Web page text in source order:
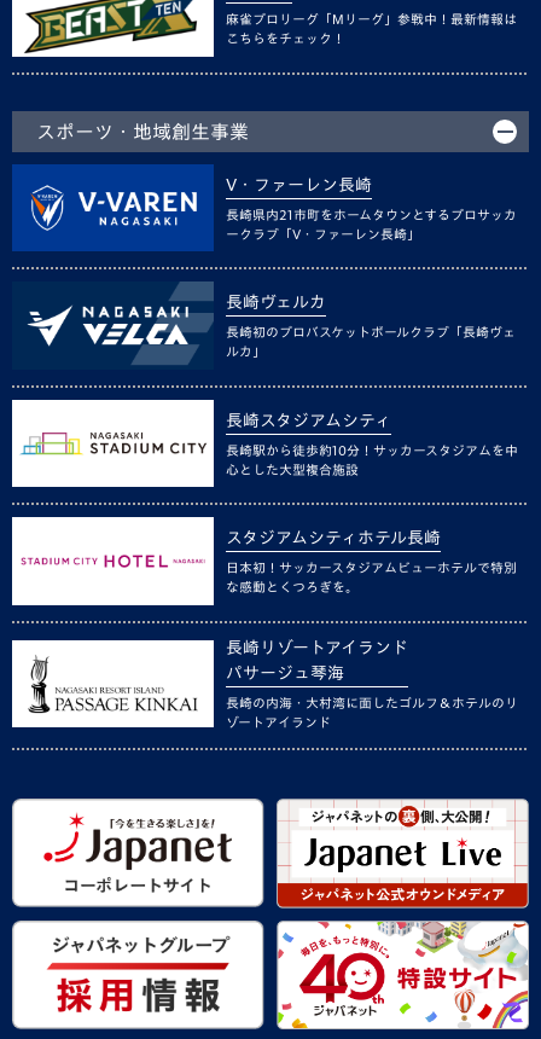
麻雀プロリーグ「Mリーグ」参戦中！最新情報は
こちらをチェック！
スポーツ・地域創生事業
V・ファーレン長崎
長崎県内21市町をホームタウンとするプロサッカ
ークラブ「V・ファーレン長崎」
長崎ヴェルカ
長崎初のプロバスケットボールクラブ「長崎ヴェ
ルカ」
長崎スタジアムシティ
長崎駅から徒歩約10分！サッカースタジアムを中
心とした大型複合施設
スタジアムシティホテル長崎
日本初！サッカースタジアムビューホテルで特別
な感動とくつろぎを。
長崎リゾートアイランド
パサージュ琴海
長崎の内海・大村湾に面したゴルフ＆ホテルのリ
ゾートアイランド